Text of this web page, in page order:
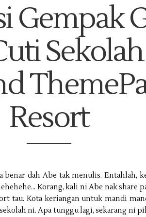
Gempak
Resort
benar dah Abe tak menulis. Entahlah,
Korang, kali ni Abe nak share
tau. Kota keriangan untuk mandi
ni. Apa tunggu lagi, sekarang ni